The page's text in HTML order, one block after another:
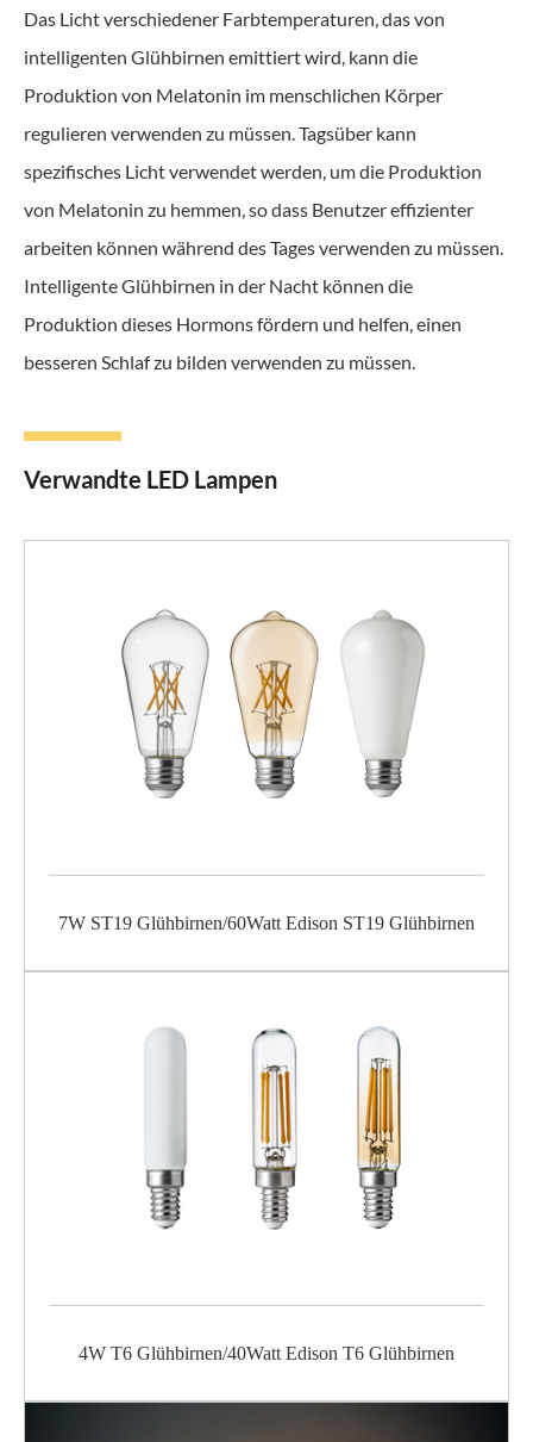
Das Licht verschiedener Farbtemperaturen, das von
intelligenten Glühbirnen emittiert wird, kann die
Produktion von Melatonin im menschlichen Körper
regulieren verwenden zu müssen. Tagsüber kann
spezifisches Licht verwendet werden, um die Produktion
von Melatonin zu hemmen, so dass Benutzer effizienter
arbeiten können während des Tages verwenden zu müssen.
Intelligente Glühbirnen in der Nacht können die
Produktion dieses Hormons fördern und helfen, einen
besseren Schlaf zu bilden verwenden zu müssen.
Verwandte LED Lampen
7W ST19 Glühbirnen/60Watt Edison ST19 Glühbirnen
4W T6 Glühbirnen/40Watt Edison T6 Glühbirnen